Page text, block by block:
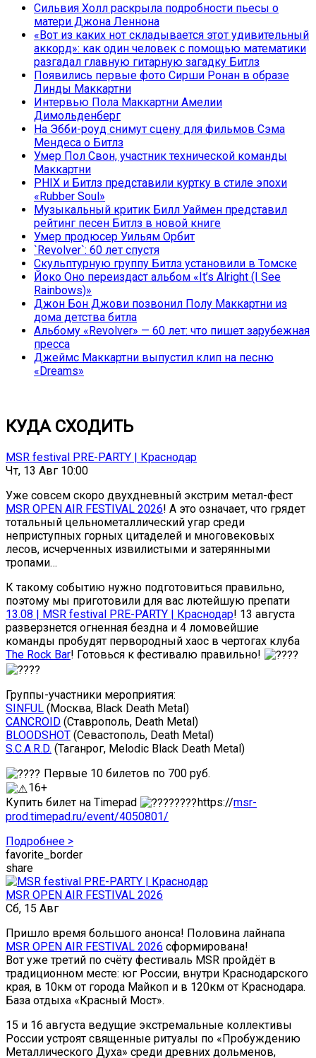
Сильвия Холл раскрыла подробности пьесы о
матери Джона Леннона
«Вот из каких нот складывается этот удивительный
аккорд»: как один человек с помощью математики
разгадал главную гитарную загадку Битлз
Появились первые фото Сирши Ронан в образе
Линды Маккартни
Интервью Пола Маккартни Амелии
Димольденберг
На Эбби-роуд снимут сцену для фильмов Сэма
Мендеса о Битлз
Умер Пол Свон, участник технической команды
Маккартни
PHIX и Битлз представили куртку в стиле эпохи
«Rubber Soul»
Музыкальный критик Билл Уаймен представил
рейтинг песен Битлз в новой книге
Умер продюсер Уильям Орбит
`Revolver`: 60 лет спустя
Скульптурную группу Битлз установили в Томске
Йоко Оно переиздаст альбом «It’s Alright (I See
Rainbows)»
Джон Бон Джови позвонил Полу Маккартни из
дома детства битла
Альбому «Revolver» — 60 лет: что пишет зарубежная
пресса
Джеймс Маккартни выпустил клип на песню
«Dreams»
КУДА СХОДИТЬ
MSR festival PRE-PARTY | Краснодар
Чт, 13 Авг 10:00
Уже совсем скоро двухдневный экстрим метал-фест
MSR OPEN AIR FESTIVAL 2026! А это означает, что грядет
тотальный цельнометаллический угар среди
неприступных горных цитаделей и многовековых
лесов, исчерченных извилистыми и затерянными
тропами…
К такому событию нужно подготовиться правильно,
поэтому мы приготовили для вас лютейшую препати
13.08 | MSR festival PRE-PARTY | Краснодар! 13 августа
разверзнется огненная бездна и 4 ломовейшие
команды пробудят первородный хаос в чертогах клуба
The Rock Bar! Готовься к фестивалю правильно!
Группы-участники мероприятия:
SINFUL (Москва, Black Death Metal)
CANCROID (Ставрополь, Death Metal)
BLOODSHOT (Севастополь, Death Metal)
S.C.A.R.D. (Таганрог, Melodic Black Death Metal)
Первые 10 билетов по 700 руб.
16+
Купить билет на Timepad
https://msr-
prod.timepad.ru/event/4050801/
Подробнее >
favorite_border
share
MSR OPEN AIR FESTIVAL 2026
Сб, 15 Авг
Пришло время большого анонса! Половина лайнапа
MSR OPEN AIR FESTIVAL 2026 сформирована!
Вот уже третий по счёту фестиваль MSR пройдёт в
традиционном месте: юг России, внутри Краснодарского
края, в 10км от города Майкоп и в 120км от Краснодара.
База отдыха «Красный Мост».
15 и 16 августа ведущие экстремальные коллективы
России устроят священные ритуалы по «Пробуждению
Металлического Духа» среди древних дольменов,